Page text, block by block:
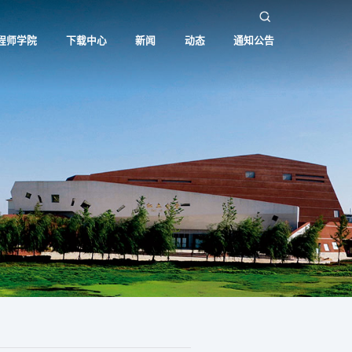
师学院 下载中心 新闻 动态 通知公告